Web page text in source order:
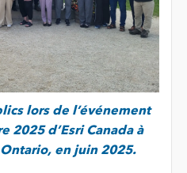
lors de l’événement
2025 d’Esri Canada à
en juin 2025.